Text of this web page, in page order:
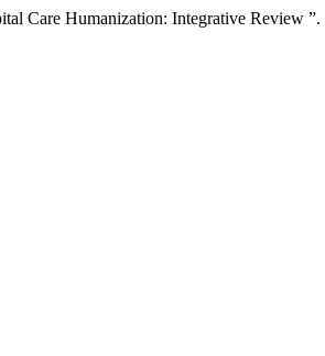
Care Humanization: Integrative Review ”.